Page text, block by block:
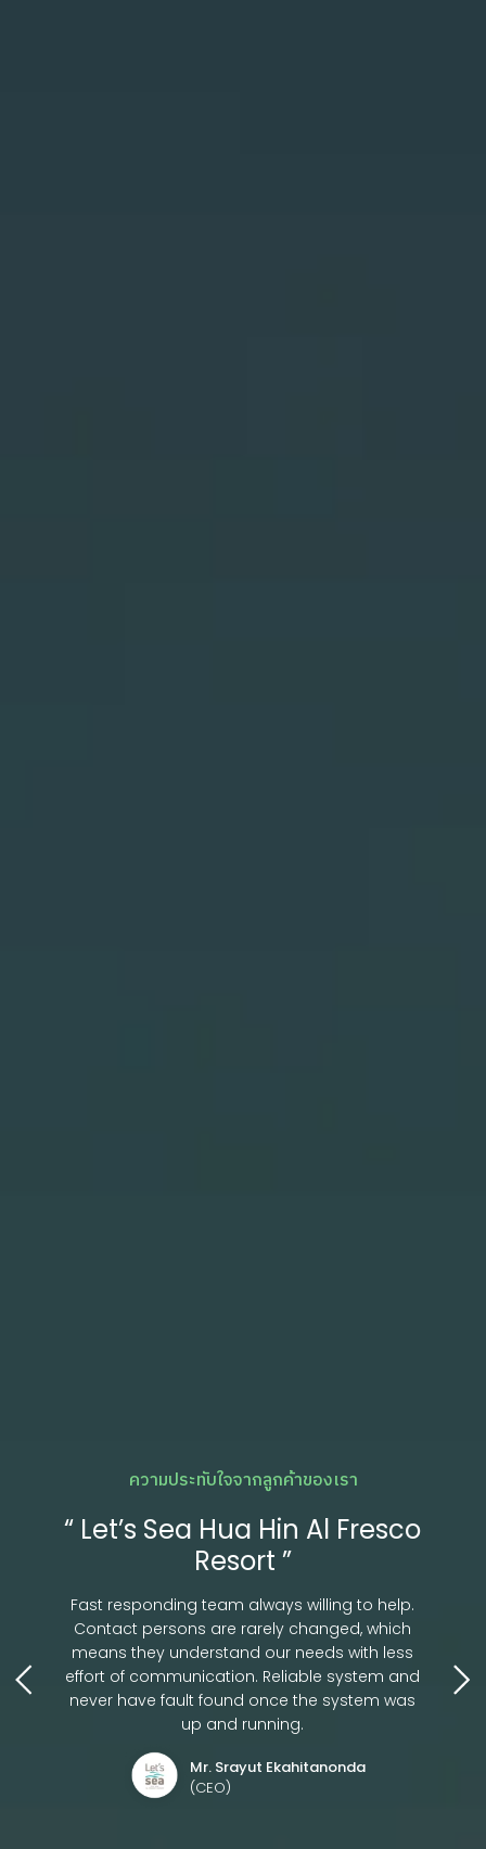
ความประทับใจจากลูกค้าของเรา
“ Let’s Sea Hua Hin Al Fresco
Resort ”
Fast responding team always willing to help.
Contact persons are rarely changed, which
means they understand our needs with less
effort of communication. Reliable system and
never have fault found once the system was
up and running.
Mr. Srayut Ekahitanonda
(CEO)